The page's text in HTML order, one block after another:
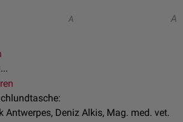
A A
Antwerpes, Deniz Alkis, Mag. med. vet.